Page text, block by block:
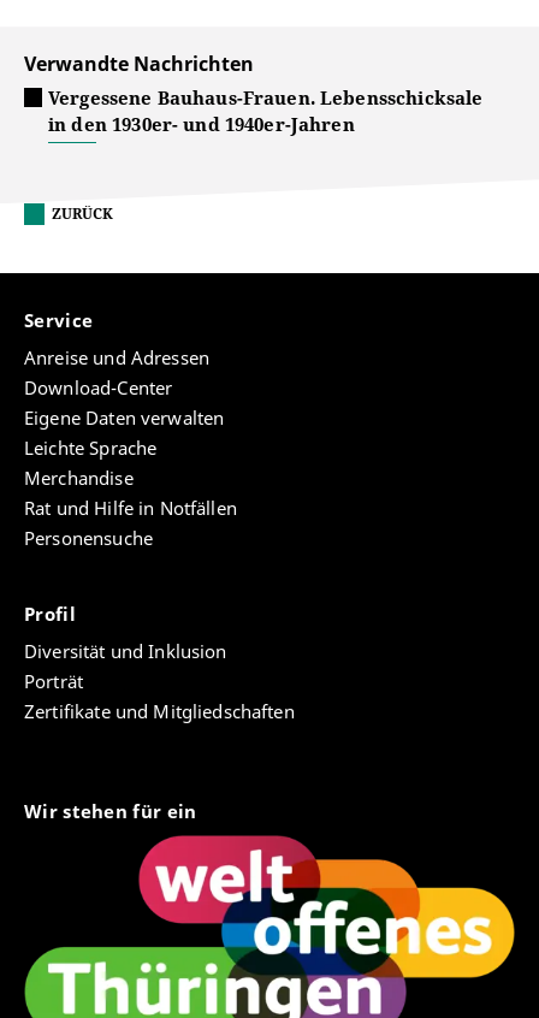
Verwandte Nachrichten
Vergessene Bauhaus-Frauen. Lebensschicksale
in den 1930er- und 1940er-Jahren
ZURÜCK
Service
Anreise und Adressen
Download-Center
Eigene Daten verwalten
Leichte Sprache
Merchandise
Rat und Hilfe in Notfällen
Personensuche
Profil
Diversität und Inklusion
Porträt
Zertifikate und Mitgliedschaften
Wir stehen für ein